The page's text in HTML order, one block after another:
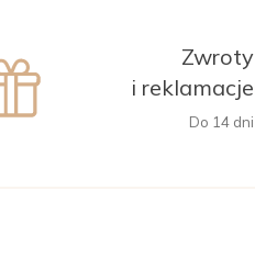
Zwroty
i reklamacje
Do 14 dni